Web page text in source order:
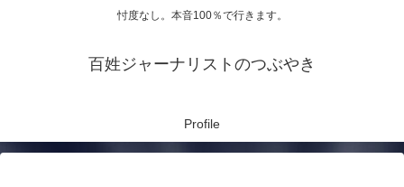
忖度なし。本音100％で行きます。
百姓ジャーナリストのつぶやき
Profile